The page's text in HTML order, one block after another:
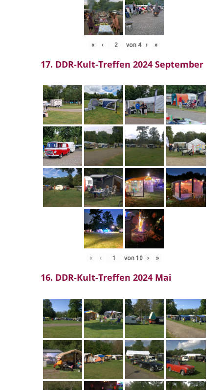
« ‹ von 4 › »
17. DDR-Kult-Treffen 2024 September
« ‹ von 10 › »
16. DDR-Kult-Treffen 2024 Mai